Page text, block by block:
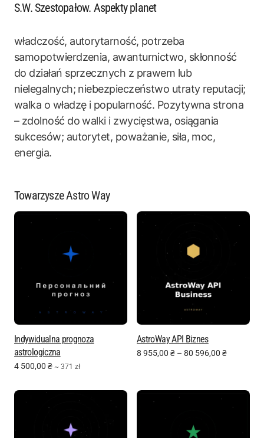
S.W. Szestopałow. Aspekty planet
władczość, autorytarność, potrzeba
samopotwierdzenia, awanturnictwo, skłonność
do działań sprzecznych z prawem lub
nielegalnych; niebezpieczeństwo utraty reputacji;
walka o władzę i popularność. Pozytywna strona
– zdolność do walki i zwycięstwa, osiągania
sukcesów; autorytet, poważanie, siła, moc,
energia.
Towarzysze Astro Way
Indywidualna prognoza
astrologiczna
4 500,00 ₴ ~ 371 zł
AstroWay API Biznes
8 955,00 ₴ – 80 596,00 ₴